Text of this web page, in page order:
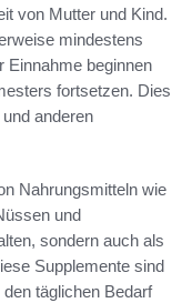
von Mutter und Kind.
mindestens
Einnahme beginnen
fortsetzen. Dies
anderen
Nahrungsmitteln wie
und
sondern auch als
Supplemente sind
täglichen Bedarf